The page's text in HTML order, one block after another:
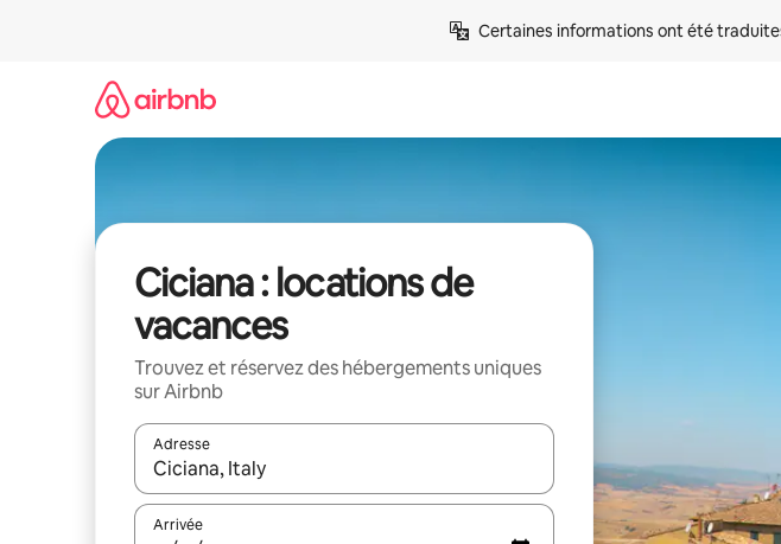
Certaines informations ont été
Ciciana : locations de
vacances
Trouvez et réservez des hébergements uniques
sur Airbnb
Adresse
Lorsque les résultats s'affichent, utilisez les flèches vers le haut et vers le bas
Arrivée